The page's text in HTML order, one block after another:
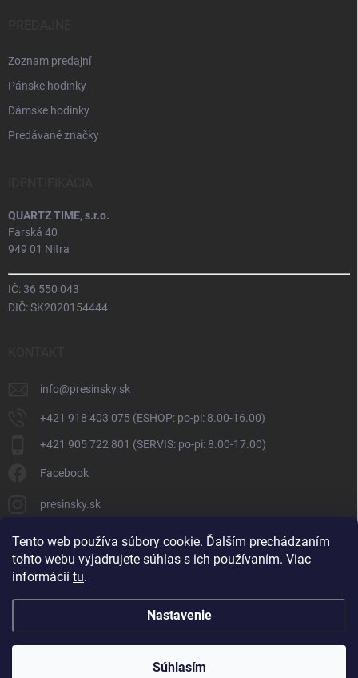
Tento web používa súbory cookie. Ďalším prechádzaním
tohto webu vyjadrujete súhlas s ich používaním. Viac
informácií tu.
Nastavenie
Súhlasím
Zoznam predajní
Pánske hodinky
Dámske hodinky
Predávané značky
QUARTZ TIME, s.r.o.
Farská 40
949 01 Nitra
IČ: 36 550 043
DIČ: SK2020154444
info@presinsky.sk
+421 918 403 075 (ESHOP: po-pi: 8.00-16.00)
+421 905 722 801 (SERVIS: po-pi: 8.00-17.00)
Facebook
presinsky.sk
Vytvoril Shoptet ve spolupráci s
Copyright 2026Presinsky.sk. Všetky práva vyhradené.